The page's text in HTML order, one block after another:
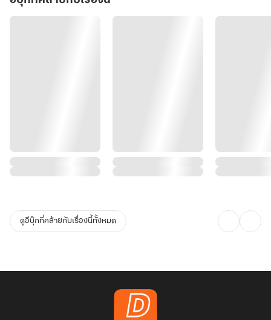
ดูอีบุ๊กที่คล้ายกับเรื่องนี้ทั้งหมด